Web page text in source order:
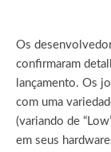
Os
confirmaram
lançamento. Os
com uma
(variando de
em seus